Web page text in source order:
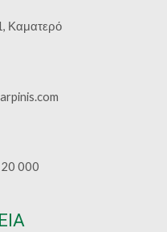
Καματερό
000